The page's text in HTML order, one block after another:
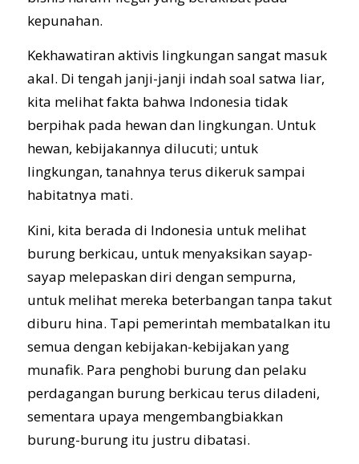
kepunahan.
Kekhawatiran aktivis lingkungan sangat masuk
akal. Di tengah janji-janji indah soal satwa liar,
kita melihat fakta bahwa Indonesia tidak
berpihak pada hewan dan lingkungan. Untuk
hewan, kebijakannya dilucuti; untuk
lingkungan, tanahnya terus dikeruk sampai
habitatnya mati.
Kini, kita berada di Indonesia untuk melihat
burung berkicau, untuk menyaksikan sayap-
sayap melepaskan diri dengan sempurna,
untuk melihat mereka beterbangan tanpa takut
diburu hina. Tapi pemerintah membatalkan itu
semua dengan kebijakan-kebijakan yang
munafik. Para penghobi burung dan pelaku
perdagangan burung berkicau terus diladeni,
sementara upaya mengembangbiakkan
burung-burung itu justru dibatasi.